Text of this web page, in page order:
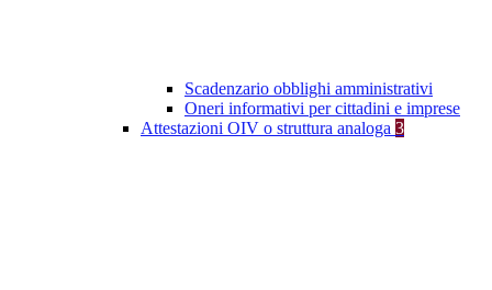
Scadenzario obblighi amministrativi
Oneri informativi per cittadini e imprese
Attestazioni OIV o struttura analoga 3